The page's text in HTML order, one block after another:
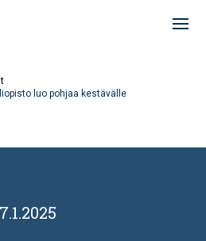
luo pohjaa kestävälle